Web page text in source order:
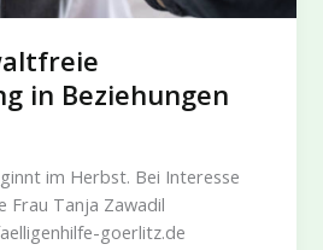
in Beziehungen
im Herbst. Bei Interesse
Frau Tanja Zawadil
goerlitz.de